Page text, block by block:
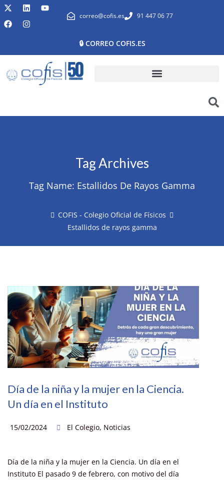
correo@cofis.es 91 447 06 77
🔒 CORREO COFIS.ES
Tag Archives
Tag Name: Estallidos De Rayos Gamma
COFIS - Colegio Oficial de Físicos
Estallidos de rayos gamma
Día de la niña y la mujer en la Ciencia.
Un día en el Instituto
15/02/2024 El Colegio, Noticias
Día de la niña y la mujer en la Ciencia. Un día en el
Instituto El pasado 9 de febrero, con motivo del día